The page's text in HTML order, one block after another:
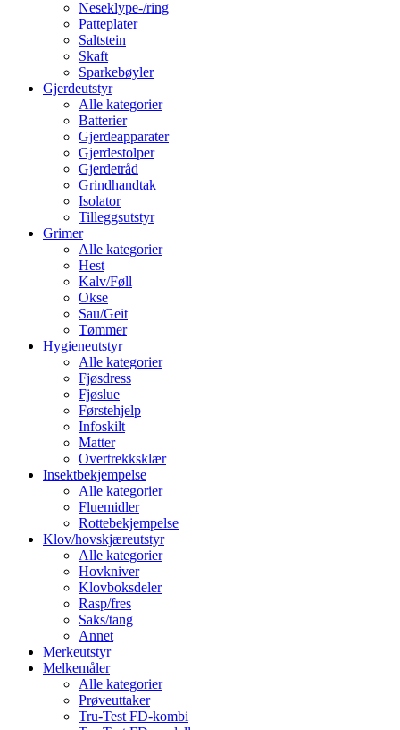
Neseklype-/ring
Patteplater
Saltstein
Skaft
Sparkebøyler
Gjerdeutstyr
Alle kategorier
Batterier
Gjerdeapparater
Gjerdestolper
Gjerdetråd
Grindhandtak
Isolator
Tilleggsutstyr
Grimer
Alle kategorier
Hest
Kalv/Føll
Okse
Sau/Geit
Tømmer
Hygieneutstyr
Alle kategorier
Fjøsdress
Fjøslue
Førstehjelp
Infoskilt
Matter
Overtrekksklær
Insektbekjempelse
Alle kategorier
Fluemidler
Rottebekjempelse
Klov/hovskjæreutstyr
Alle kategorier
Hovkniver
Klovboksdeler
Rasp/fres
Saks/tang
Annet
Merkeutstyr
Melkemåler
Alle kategorier
Prøveuttaker
Tru-Test FD-kombi